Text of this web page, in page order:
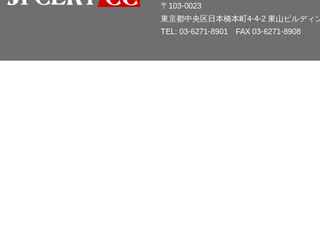
〒103-0023
東京都中央区日本橋本町4-4-2 東山ビルディ
TEL: 03-6271-8901 FAX 03-6271-8908